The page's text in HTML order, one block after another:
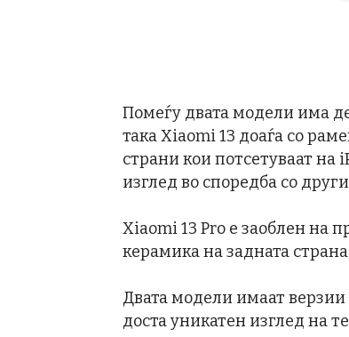
Помеѓу двата модели има
така Xiaomi 13 доаѓа со
страни кои потсетуваат на
изглед во споредба со
Xiaomi 13 Pro е заоблен на
керамика на задната
Двата модели имаат верзии
доста уникатен изглед на